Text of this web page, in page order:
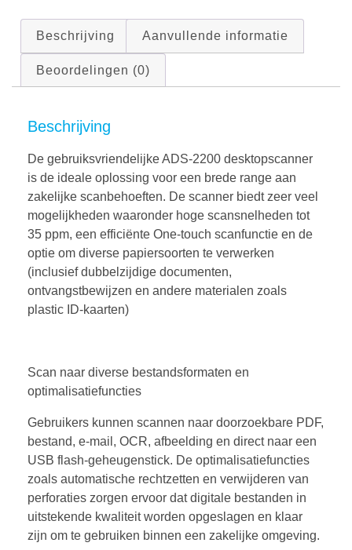
Beschrijving Aanvullende informatie
Beoordelingen (0)
Beschrijving
De gebruiksvriendelijke ADS-2200 desktopscanner
is de ideale oplossing voor een brede range aan
zakelijke scanbehoeften. De scanner biedt zeer veel
mogelijkheden waaronder hoge scansnelheden tot
35 ppm, een efficiënte One-touch scanfunctie en de
optie om diverse papiersoorten te verwerken
(inclusief dubbelzijdige documenten,
ontvangstbewijzen en andere materialen zoals
plastic ID-kaarten)
Scan naar diverse bestandsformaten en
optimalisatiefuncties
Gebruikers kunnen scannen naar doorzoekbare PDF,
bestand, e-mail, OCR, afbeelding en direct naar een
USB flash-geheugenstick. De optimalisatiefuncties
zoals automatische rechtzetten en verwijderen van
perforaties zorgen ervoor dat digitale bestanden in
uitstekende kwaliteit worden opgeslagen en klaar
zijn om te gebruiken binnen een zakelijke omgeving.